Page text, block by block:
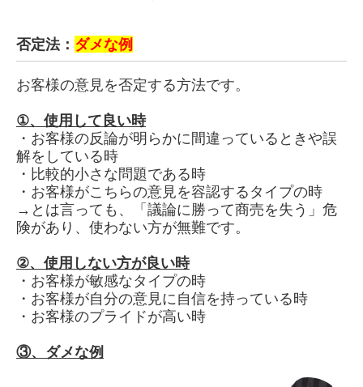
否定法： ダメな例
お客様の意見を否定する方法です。
①、 使用して良い時
・お客様の反論が明らかに間違っているときや誤
解をしている時
・比較的小さな問題である時
・お客様がこちらの意見を容認するタイプの時
→とは言っても、「議論に勝って商売を失う」危
険があり、使わない方が無難です。
②、 使用しない方が良い時
・お客様が敏感なタイプの時
・お客様が自分の意見に自信を持っている時
・お客様のプライドが高い時
③、ダメな例